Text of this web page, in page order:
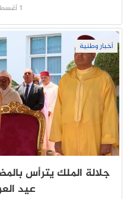
1 أغسطس 2026
أخبار وطنية
جلالة الملك يترأس
عيد